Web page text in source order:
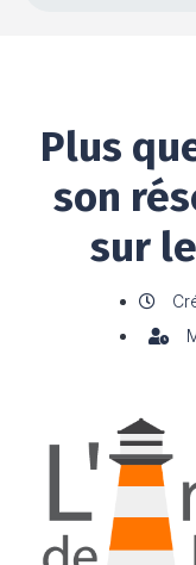
Plus
son
sur